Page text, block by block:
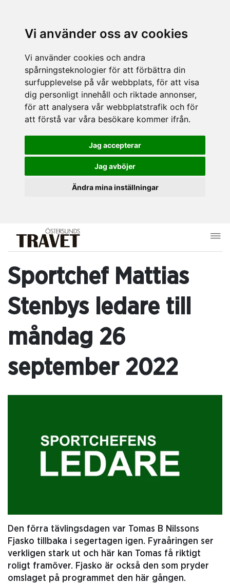
Vi använder oss av cookies
Vi använder cookies och andra
spårningsteknologier för att förbättra din
surfupplevelse på vår webbplats, för att visa
dig personligt innehåll och riktade annonser,
för att analysera vår webbplatstrafik och för
att förstå var våra besökare kommer ifrån.
Jag accepterar
Jag avböjer
Ändra mina inställningar
Sportchef Mattias
Stenbys ledare till
måndag 26
september 2022
Den förra tävlingsdagen var Tomas B Nilssons
Fjasko tillbaka i segertagen igen. Fyraåringen ser
verkligen stark ut och här kan Tomas få riktigt
roligt framöver. Fjasko är också den som pryder
omslaget på programmet den här gången.